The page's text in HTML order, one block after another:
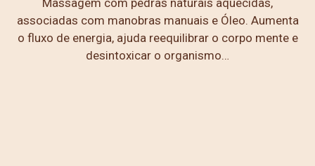
Massagem com pedras naturais aquecidas,
associadas com manobras manuais e Óleo. Aumenta
o fluxo de energia, ajuda reequilibrar o corpo mente e
desintoxicar o organismo…